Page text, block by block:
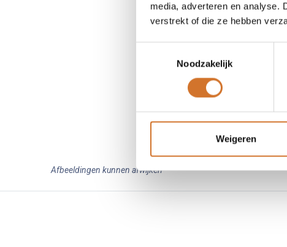
media, adverteren en analyse.
verstrekt of die ze hebben
Noodzakelijk
Weigeren
Afbeeldingen kunnen afwijken